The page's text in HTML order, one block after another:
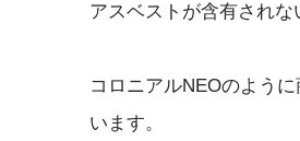
アスベストが含有されな
コロニアルNEOのよう
います。